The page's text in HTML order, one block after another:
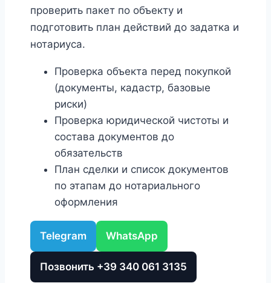
проверить пакет по объекту и
подготовить план действий до задатка и
нотариуса.
Проверка объекта перед покупкой
(документы, кадастр, базовые
риски)
Проверка юридической чистоты и
состава документов до
обязательств
План сделки и список документов
по этапам до нотариального
оформления
Telegram WhatsApp
Позвонить +39 340 061 3135